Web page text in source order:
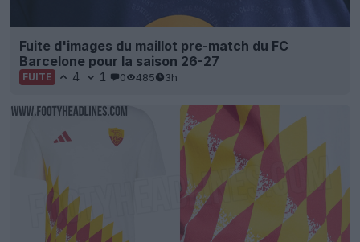
Fuite d'images du maillot pre-match du FC
Barcelone pour la saison 26-27
FUITE 4 1 0 485 3h